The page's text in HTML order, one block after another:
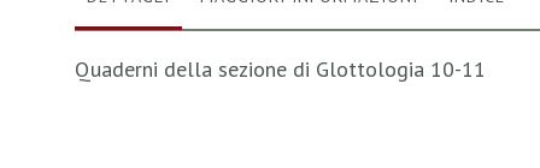
Quaderni della sezione di Glottologia 10-11